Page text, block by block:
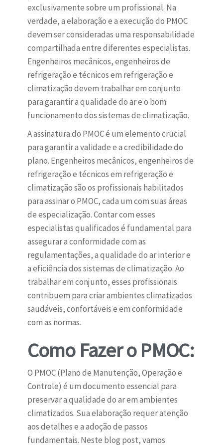
exclusivamente sobre um profissional. Na
verdade, a elaboração e a execução do PMOC
devem ser consideradas uma responsabilidade
compartilhada entre diferentes especialistas.
Engenheiros mecânicos, engenheiros de
refrigeração e técnicos em refrigeração e
climatização devem trabalhar em conjunto
para garantir a qualidade do ar e o bom
funcionamento dos sistemas de climatização.
A assinatura do PMOC é um elemento crucial
para garantir a validade e a credibilidade do
plano. Engenheiros mecânicos, engenheiros de
refrigeração e técnicos em refrigeração e
climatização são os profissionais habilitados
para assinar o PMOC, cada um com suas áreas
de especialização. Contar com esses
especialistas qualificados é fundamental para
assegurar a conformidade com as
regulamentações, a qualidade do ar interior e
a eficiência dos sistemas de climatização. Ao
trabalhar em conjunto, esses profissionais
contribuem para criar ambientes climatizados
saudáveis, confortáveis e em conformidade
com as normas.
Como Fazer o PMOC:
O PMOC (Plano de Manutenção, Operação e
Controle) é um documento essencial para
preservar a qualidade do ar em ambientes
climatizados. Sua elaboração requer atenção
aos detalhes e a adoção de passos
fundamentais. Neste blog post, vamos